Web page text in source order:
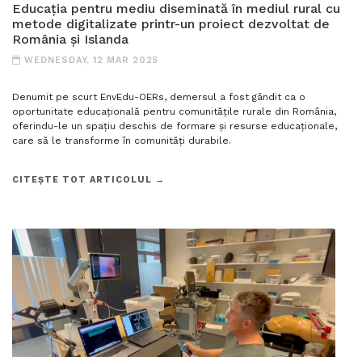
Educația pentru mediu diseminată în mediul rural cu
metode digitalizate printr-un proiect dezvoltat de
România și Islanda
WEDNESDAY, 12 MAR 2025
Denumit pe scurt EnvEdu-OERs, demersul a fost gândit ca o
oportunitate educațională pentru comunitățile rurale din România,
oferindu-le un spațiu deschis de formare și resurse educaționale,
care să le transforme în comunități durabile.
CITEȘTE TOT ARTICOLUL →